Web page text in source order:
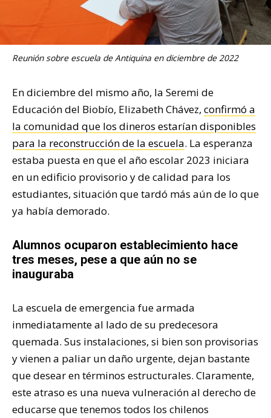
Reunión sobre escuela de Antiquina en diciembre de 2022
En diciembre del mismo año, la Seremi de
Educación del Biobío, Elizabeth Chávez, confirmó a
la comunidad que los dineros estarían disponibles
para la reconstrucción de la escuela. La esperanza
estaba puesta en que el año escolar 2023 iniciara
en un edificio provisorio y de calidad para los
estudiantes, situación que tardó más aún de lo que
ya había demorado.
Alumnos ocuparon establecimiento hace
tres meses, pese a que aún no se
inauguraba
La escuela de emergencia fue armada
inmediatamente al lado de su predecesora
quemada. Sus instalaciones, si bien son provisorias
y vienen a paliar un daño urgente, dejan bastante
que desear en términos estructurales. Claramente,
este atraso es una nueva vulneración al derecho de
educarse que tenemos todos los chilenos